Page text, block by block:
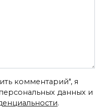
комментарий", я
данных и
.